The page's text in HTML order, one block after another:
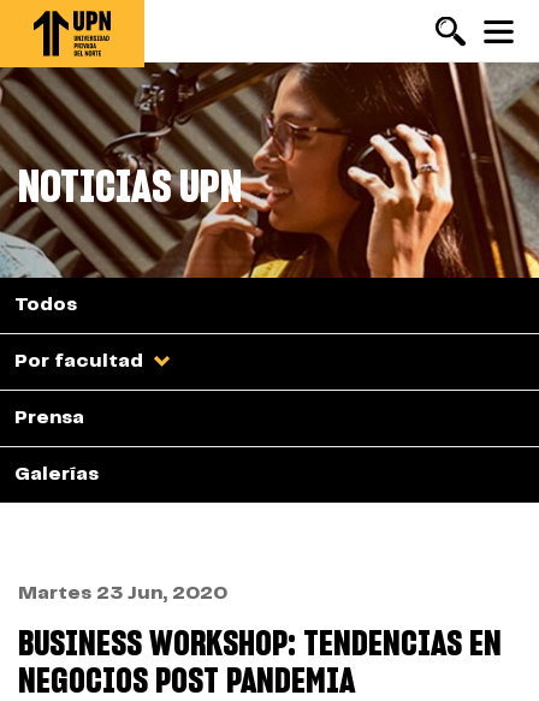
Pasar
contenido
principal
NOTICIAS UPN
Todos
Por facultad
Prensa
Galerías
Martes 23 Jun, 2020
BUSINESS WORKSHOP: TENDENCIAS EN
NEGOCIOS POST PANDEMIA